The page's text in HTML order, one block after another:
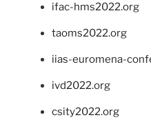
ifac-hms2022.org
taoms2022.org
iias-euromena-
ivd2022.org
csity2022.org